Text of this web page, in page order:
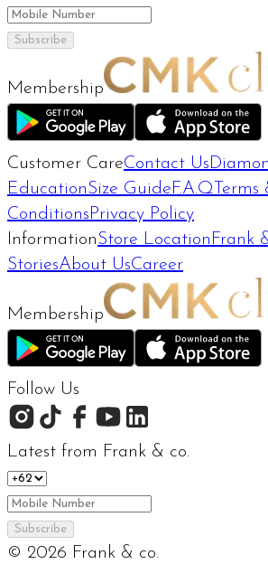
Subscribe
Membership
Customer CareContact Us
EducationSize GuideF.A.Q Terms
ConditionsPrivacy Policy
InformationStore Location Frank
StoriesAbout UsCareer
Membership
Follow Us
Latest from Frank & co.
Subscribe
© 2026 Frank & co.